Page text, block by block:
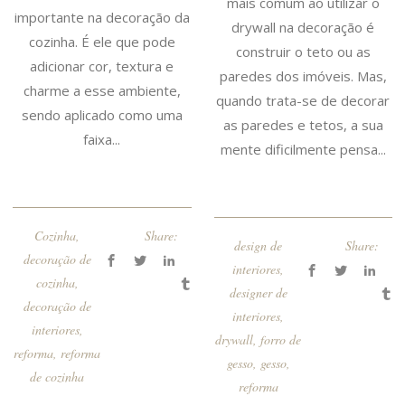
importante na decoração da
cozinha. É ele que pode
adicionar cor, textura e
charme a esse ambiente,
sendo aplicado como uma
faixa...
Cozinha
decoração de
cozinha,
decoração de
interiores,
reforma reforma
de cozinha
Share:
drywall na decoração é
construir o teto ou as
paredes dos imóveis. Mas,
quando trata-se de decorar
as paredes e tetos, a sua
mente dificilmente pensa...
design de
interiores
designer de
interiores
drywall ,forro de
gesso, gesso,
reforma
Share: